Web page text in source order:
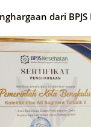
dari